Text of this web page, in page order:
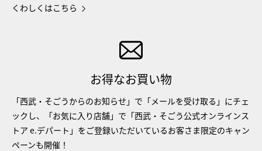
くわしくはこちら
お得なお買い物
「西武・そごうからのお知らせ」で「メールを受け取る」にチェ
ックし、「お気に入り店舗」で「西武・そごう公式オンラインス
トア e.デパート」をご登録いただいているお客さま限定のキャン
ペーンも開催！